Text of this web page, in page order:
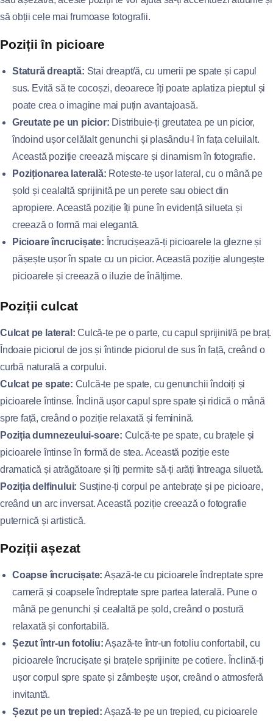
să obții cele mai frumoase fotografii.
Poziții în picioare
Statură dreaptă: Stai dreapt/ă, cu umerii pe spate și capul
sus. Evită să te cocoșzi, deoarece îți poate aplatiza pieptul și
poate crea o imagine mai puțin avantajoasă.
Greutate pe un picior: Distribuie-ți greutatea pe un picior,
îndoind ușor celălalt genunchi și plasându-l în fața celuilalt.
Această poziție creează mișcare și dinamism în fotografie.
Poziționarea laterală: Roteste-te ușor lateral, cu o mână pe
șold și cealaltă sprijinită pe un perete sau obiect din
apropiere. Această poziție îți pune în evidență silueta și
creează o formă mai elegantă.
Picioare încrucișate: Încrucișează-ți picioarele la glezne și
pășește ușor în spate cu un picior. Această poziție alungește
picioarele și creează o iluzie de înălțime.
Poziții culcat
Culcat pe lateral: Culcă-te pe o parte, cu capul sprijinit/ă pe braț.
Îndoaie piciorul de jos și întinde piciorul de sus în față, creând o
curbă naturală a corpului.
Culcat pe spate: Culcă-te pe spate, cu genunchii îndoiți și
picioarele întinse. Înclină ușor capul spre spate și ridică o mână
spre față, creând o poziție relaxată și feminină.
Poziția dumnezeului-soare: Culcă-te pe spate, cu brațele și
picioarele întinse în formă de stea. Această poziție este
dramatică și atrăgătoare și îți permite să-ți arăți întreaga siluetă.
Poziția delfinului: Susține-ți corpul pe antebrațe și pe picioare,
creând un arc inversat. Această poziție creează o fotografie
puternică și artistică.
Poziții așezat
Coapse încrucișate: Așază-te cu picioarele îndreptate spre
cameră și coapsele îndreptate spre partea laterală. Pune o
mână pe genunchi și cealaltă pe șold, creând o postură
relaxată și confortabilă.
Șezut într-un fotoliu:Așază-te într-un fotoliu confortabil, cu
picioarele încrucișate și brațele sprijinite pe cotiere. Înclină-ți
ușor corpul spre spate și zâmbește ușor, creând o atmosferă
invitantă.
Șezut pe un trepied: Așază-te pe un trepied, cu picioarele